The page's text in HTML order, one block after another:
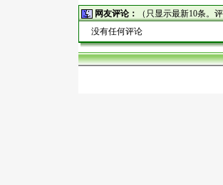
网友评论：
（只显示最新10条。
没有任何评论